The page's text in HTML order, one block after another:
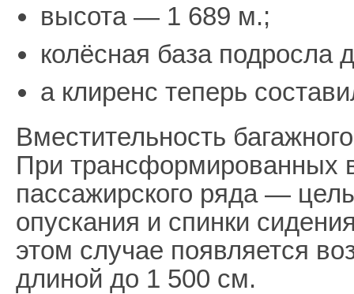
высота — 1 689 м.;
колёсная база подросла
а клиренс теперь
Вместительность
При трансформированных
пассажирского ряда —
опускания и спинки
этом случае появляется
длиной до 1 500 см.